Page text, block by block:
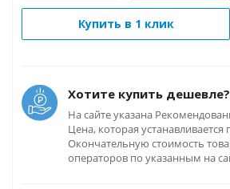
Купить в 1 клик
Хотите купить дешевле?
На сайте указана
Цена, которая
Окончательную стоимость
операторов по указанным на